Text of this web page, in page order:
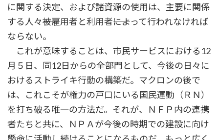
に関する決定、および諸資源の使用は、主要に関係
する人々――被雇用者と利用者――によって行われなければ
ならない。
これが意味することは、市民サービスにおける12
月５日、同12日からの全部門として、今後の日々に
おけるストライキ行動の構築だ。マクロンの後で
は、これこそが権力の戸口にいる国民運動（ＲＮ）
を打ち破る唯一の方法だ。それが、ＮＦＰ内の連携
者たちと共に、ＮＰＡが今後の時期での建設に向け